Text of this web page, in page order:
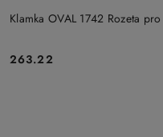
Klamka OVAL 1742 Rozeta
Cena:
263.22